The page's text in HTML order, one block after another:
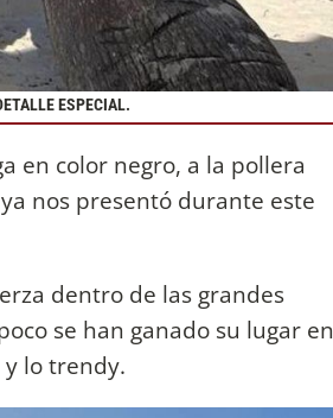
ESPECIAL.
en color negro, a la pollera
nos presentó durante este
dentro de las grandes
se han ganado su lugar en
lo trendy.